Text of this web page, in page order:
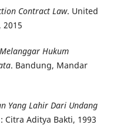
Contract Law. United
2015
Hukum
. Bandung, Mandar
Yang Lahir Dari Undang
Citra Aditya Bakti, 1993